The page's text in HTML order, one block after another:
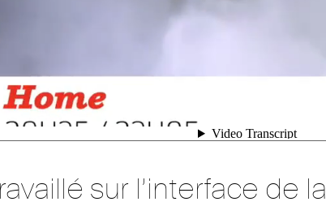
sur l’interface de la